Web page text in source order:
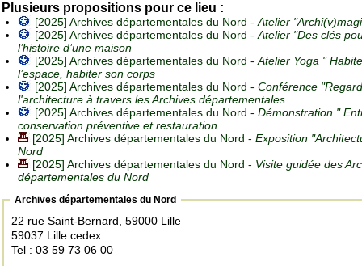
Plusieurs propositions pour ce lieu :
[2025] Archives départementales du Nord -Atelier
[2025] Archives départementales du Nord -Atelier "Des clés
l’histoire d’une maison
[2025] Archives départementales du Nord -Atelier Yoga "
l’espace, habiter son corps
[2025] Archives départementales du Nord - Conférence
l'architecture à travers les Archives départementales
[2025] Archives départementales du Nord - Démonstration "
conservation préventive et restauration
[2025] Archives départementales du Nord - Exposition
Nord
[2025] Archives départementales du Nord - Visite guidée des
départementales du Nord
Archives départementales du Nord
22 rue Saint-Bernard, 59000 Lille
59037 Lille cedex
Tel : 03 59 73 06 00